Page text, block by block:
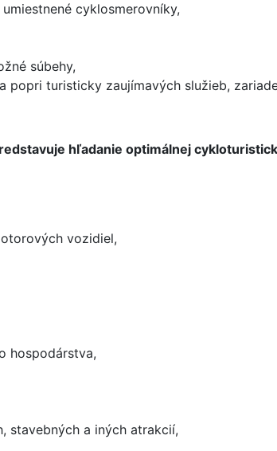
cyklosmerovníky,
súbehy,
popri turisticky zaujímavých služieb,
hľadanie optimálnej
vozidiel,
hospodárstva,
stavebných a iných atrakcií,